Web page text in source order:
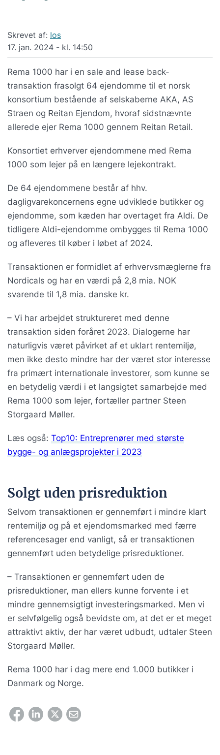
Skrevet af: los
17. jan. 2024 - kl. 14:50
Rema 1000 har i en sale and lease back-
transaktion frasolgt 64 ejendomme til et norsk
konsortium bestående af selskaberne AKA, AS
Straen og Reitan Ejendom, hvoraf sidstnævnte
allerede ejer Rema 1000 gennem Reitan Retail.
Konsortiet erhverver ejendommene med Rema
1000 som lejer på en længere lejekontrakt.
De 64 ejendommene består af hhv.
dagligvarekoncernens egne udviklede butikker og
ejendomme, som kæden har overtaget fra Aldi. De
tidligere Aldi-ejendomme ombygges til Rema 1000
og afleveres til køber i løbet af 2024.
Transaktionen er formidlet af erhvervsmæglerne fra
Nordicals og har en værdi på 2,8 mia. NOK
svarende til 1,8 mia. danske kr.
– Vi har arbejdet struktureret med denne
transaktion siden foråret 2023. Dialogerne har
naturligvis været påvirket af et uklart rentemiljø,
men ikke desto mindre har der været stor interesse
fra primært internationale investorer, som kunne se
en betydelig værdi i et langsigtet samarbejde med
Rema 1000 som lejer, fortæller partner Steen
Storgaard Møller.
Læs også: Top10: Entreprenører med største
bygge- og anlægsprojekter i 2023
Solgt uden prisreduktion
Selvom transaktionen er gennemført i mindre klart
rentemiljø og på et ejendomsmarked med færre
referencesager end vanligt, så er transaktionen
gennemført uden betydelige prisreduktioner.
– Transaktionen er gennemført uden de
prisreduktioner, man ellers kunne forvente i et
mindre gennemsigtigt investeringsmarked. Men vi
er selvfølgelig også bevidste om, at det er et meget
attraktivt aktiv, der har været udbudt, udtaler Steen
Storgaard Møller.
Rema 1000 har i dag mere end 1.000 butikker i
Danmark og Norge.